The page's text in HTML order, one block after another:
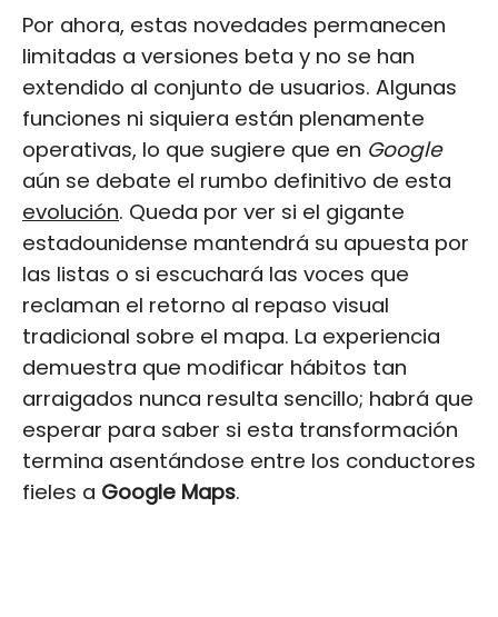
Por ahora, estas novedades permanecen
limitadas a versiones beta y no se han
extendido al conjunto de usuarios. Algunas
funciones ni siquiera están plenamente
operativas, lo que sugiere que en Google
aún se debate el rumbo definitivo de esta
evolución. Queda por ver si el gigante
estadounidense mantendrá su apuesta por
las listas o si escuchará las voces que
reclaman el retorno al repaso visual
tradicional sobre el mapa. La experiencia
demuestra que modificar hábitos tan
arraigados nunca resulta sencillo; habrá que
esperar para saber si esta transformación
termina asentándose entre los conductores
fieles a Google Maps.